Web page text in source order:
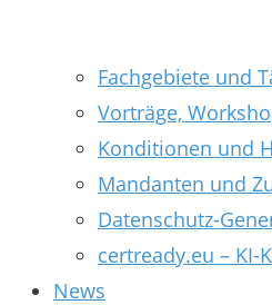
Fachgebiete und
Vorträge,
Konditionen und
Mandanten und
Datenschutz-
certready.eu – KI-
News